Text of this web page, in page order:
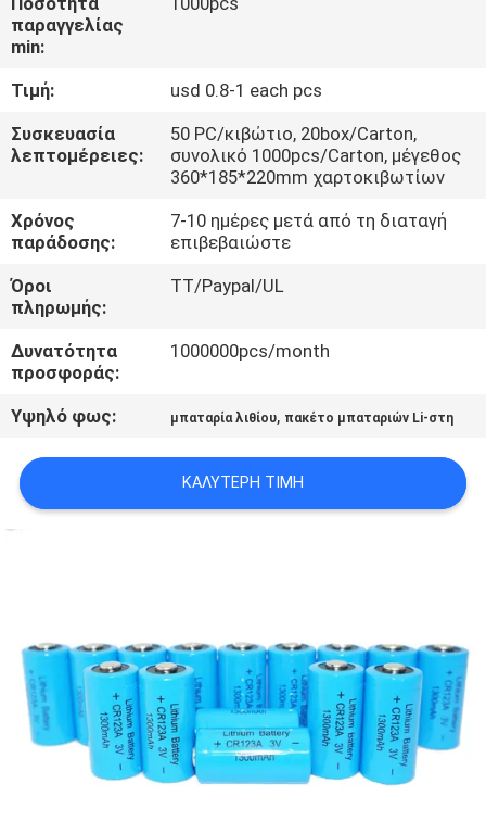
ΠΟΙΟΤΙΚΌΣ
ΜΑΣ
ΕΛΆΤΕ
ΣΕ
ΕΠΑΦΉ
ΜΕ
ΕΙΔΉΣΕΙΣ
ΠΕΡΙΠΤΏΣΕΙΣ
ΖΗΤΉΣΤΕ
SITEMAP
PRIVACY
POLICY
παραγγελίας
min:
Τιμή:
usd 0.8-1 each pcs
Συσκευασία
λεπτομέρειες:
50 PC/κιβώτιο, 20box/Carton,
συνολικό 1000pcs/Carton, μέγεθος
360*185*220mm χαρτοκιβωτίων
Χρόνος
παράδοσης:
7-10 ημέρες μετά από τη διαταγή
επιβεβαιώστε
Όροι
πληρωμής:
TT/Paypal/UL
Δυνατότητα
προσφοράς:
1000000pcs/month
Υψηλό φως: μπαταρία λιθίου, πακέτο μπαταριών Li-στη
ΚΑΛΎΤΕΡΗ ΤΙΜΉ